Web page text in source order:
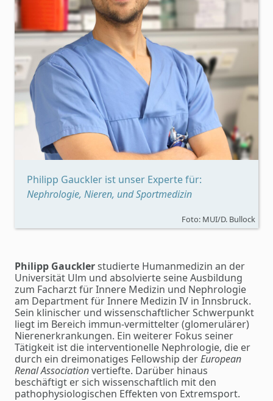
Philipp Gauckler ist unser Experte für:
Nephrologie, Nieren, und Sportmedizin
Foto: MUI/D. Bullock
Philipp Gaucklerstudierte Humanmedizin an der
Universität Ulm und absolvierte seine Ausbildung
zum Facharzt für Innere Medizin und Nephrologie
am Department für Innere Medizin IV in Innsbruck.
Sein klinischer und wissenschaftlicher Schwerpunkt
liegt im Bereich immun-vermittelter (glomerulärer)
Nierenerkrankungen. Ein weiterer Fokus seiner
Tätigkeit ist die interventionelle Nephrologie, die er
durch ein dreimonatiges Fellowship derEuropean
Renal Associationvertiefte. Darüber hinaus
beschäftigt er sich wissenschaftlich mit den
pathophysiologischen Effekten von Extremsport.